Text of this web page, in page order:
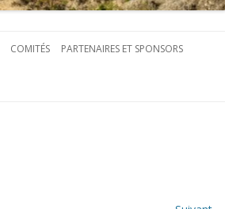
COMITÉS PARTENAIRES ET SPONSORS